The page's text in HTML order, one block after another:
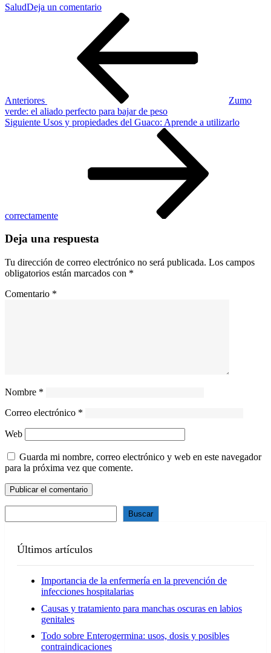
SaludDeja un comentarioen
Aceite
de
ajo:
la
natural
para
detener
caída
del
Anteriores
Zumo
verde: el aliado perfecto para bajar de peso
Siguiente
Siguiente Usos y propiedades del Guaco: Aprende a utilizarlo
correctamente
Deja una respuesta
Tu dirección de correo electrónico no será publicada. Los campos
obligatorios están marcados con *
Comentario *
Nombre *
Correo electrónico *
Web
Guarda mi nombre, correo electrónico y web en este navegador
para la próxima vez que comente.
Buscar
Últimos artículos
Importancia de la enfermería en la prevención de
infecciones hospitalarias
Causas y tratamiento para manchas oscuras en labios
genitales
Todo sobre Enterogermina: usos, dosis y posibles
contraindicaciones